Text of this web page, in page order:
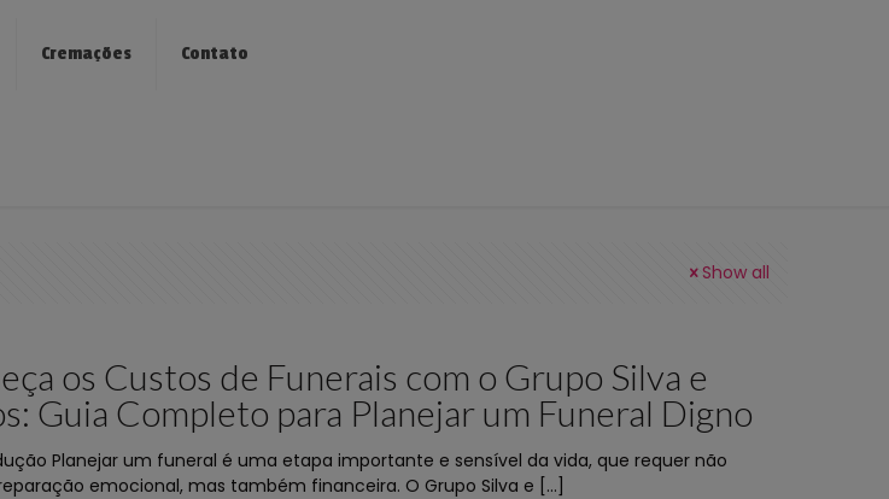
Cremações Contato
Show all
os Custos de Funerais com o Grupo Silva e
Guia Completo para Planejar um Funeral Digno
Planejar um funeral é uma etapa importante e sensível da vida, que requer não
emocional, mas também financeira. O Grupo Silva e […]